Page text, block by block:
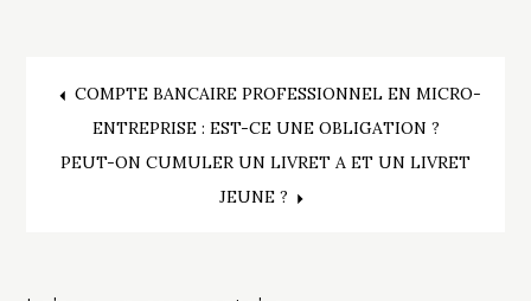
Navigation
de
COMPTE BANCAIRE PROFESSIONNEL EN MICRO-
ENTREPRISE : EST-CE UNE OBLIGATION ?
PEUT-ON CUMULER UN LIVRET A ET UN LIVRET
JEUNE ?